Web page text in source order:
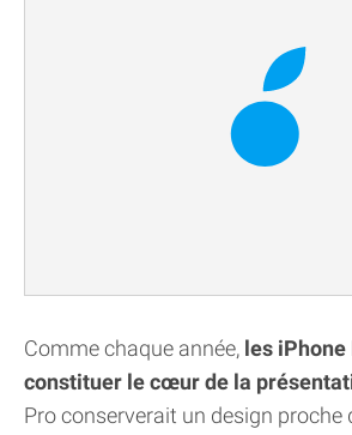
Comme chaque année, les
constituer le cœur de la
Pro conserverait un design proche